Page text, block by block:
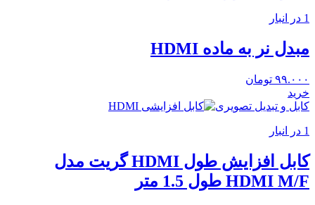
1 در انبار
مبدل نر به ماده HDMI
۹۹.۰۰۰ تومان
خرید
کابل و تبدیل تصویری
1 در انبار
کابل افزایش طول HDMI گریت مدل
HDMI M/F طول 1.5 متر